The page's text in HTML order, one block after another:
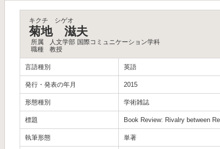
キクチ シゲオ
菊地 滋夫
所属
人文学部 国際コミュニケーション学科
職種
教授
言語種別 英語
発行・発表の年月 2015
形態種別 学術雑誌
標題 Book Review: Rivalry between
執筆形態 単著